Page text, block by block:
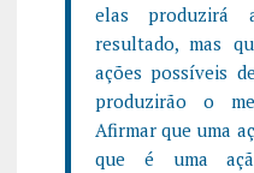
elas produzirá
resultado, mas
ações possíveis
produzirão o
Afirmar que uma
que é uma